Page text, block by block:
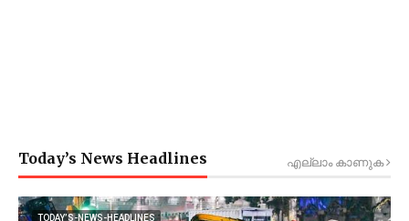
Today’s News Headlines എല്ലാം കാണുക
TODAY’S-NEWS-HEADLINES